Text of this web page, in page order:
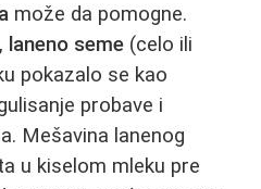
može da pomogne.
laneno seme (celo ili
pokazalo se kao
probave i
Mešavina lanenog
u kiselom mleku pre